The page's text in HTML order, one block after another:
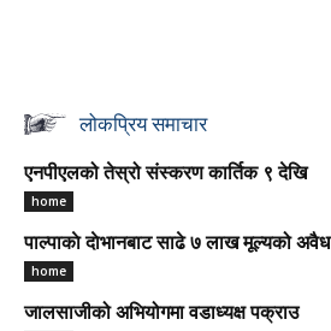
लोकप्रिय समाचार
एनपीएलको तेस्रो संस्करण कार्तिक ९ देखि
home
पाल्पाकाे दाेभानबाट साढे ७ लाख मूल्यको अवैध
home
जालसाजीको अभियोगमा वडाध्यक्ष पक्राउ